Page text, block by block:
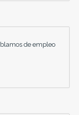
de empleo